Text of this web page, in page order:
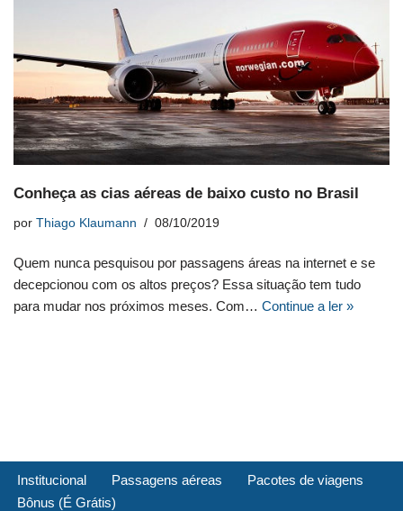
Conheça as cias aéreas de baixo custo no Brasil
por Thiago Klaumann 08/10/2019
Quem nunca pesquisou por passagens áreas na internet e se
decepcionou com os altos preços? Essa situação tem tudo
para mudar nos próximos meses. Com… Continue a ler »
Institucional Passagens aéreas
Pacotes de viagens
Bônus (É Grátis)